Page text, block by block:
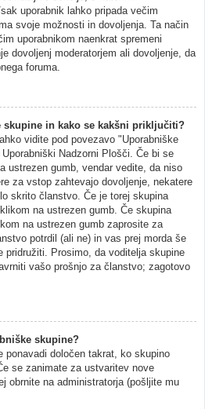
uporabnik lahko pripada večim
svoje možnosti in dovoljenja. Ta način
uporabnikom naenkrat spremeni
dovoljenj moderatorjem ali dovoljenje, da
foruma.
skupine in kako se kakšni priključiti?
vidite pod povezavo "Uporabniške
Nadzorni Plošči. Če bi se
ustrezen gumb, vendar vedite, da niso
za vstop zahtevajo dovoljenje, nekatere
skrito članstvo. Če je torej skupina
na ustrezen gumb. Če skupina
na ustrezen gumb zaprosite za
potrdil (ali ne) in vas prej morda še
pridružiti. Prosimo, da voditelja skupine
vašo prošnjo za članstvo; zagotovo
skupine?
ponavadi določen takrat, ko skupino
se zanimate za ustvaritev nove
obrnite na administratorja (pošljite mu